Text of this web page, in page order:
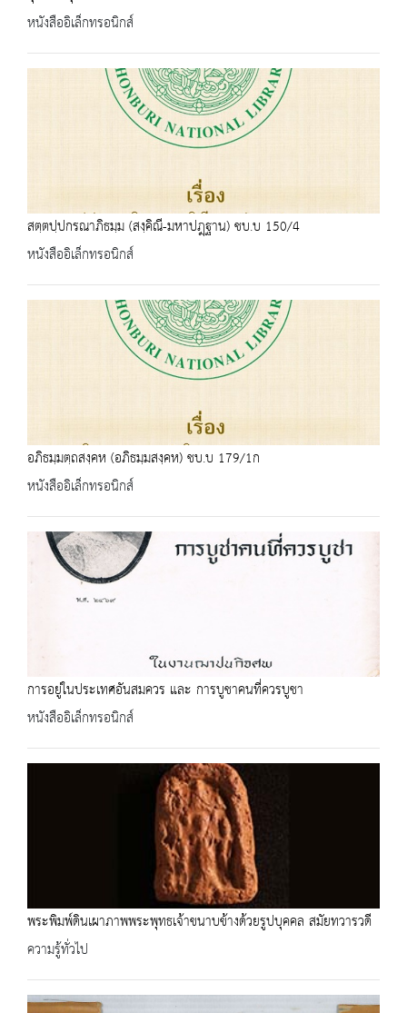
หนังสืออิเล็กทรอนิกส์
สตฺตปฺปกรณาภิธมฺม (สงฺคิณี-มหาปฎฺฐาน) ชบ.บ 150/4
หนังสืออิเล็กทรอนิกส์
อภิธมฺมตฺถสงฺคห (อภิธมฺมสงฺคห) ชบ.บ 179/1ก
หนังสืออิเล็กทรอนิกส์
การอยู่ในประเทศอันสมควร และ การบูชาคนที่ควรบูชา
หนังสืออิเล็กทรอนิกส์
พระพิมพ์ดินเผาภาพพระพุทธเจ้าขนาบข้างด้วยรูปบุคคล สมัยทวารวดี
ความรู้ทั่วไป